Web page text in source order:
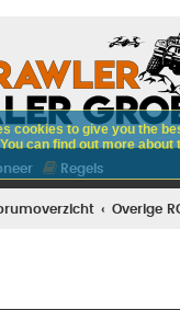
Regels
Overige
cookies to give you the
You can find out more